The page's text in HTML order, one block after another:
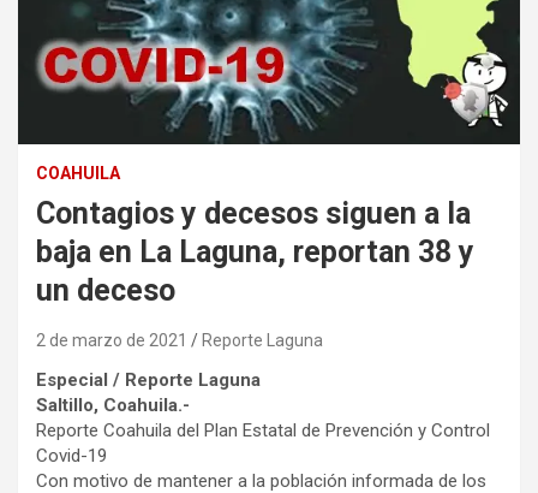
COAHUILA
Contagios y decesos siguen a la
baja en La Laguna, reportan 38 y
un deceso
2 de marzo de 2021 Reporte Laguna
Especial / Reporte Laguna
Saltillo, Coahuila.-
Reporte Coahuila del Plan Estatal de Prevención y Control
Covid-19
Con motivo de mantener a la población informada de los